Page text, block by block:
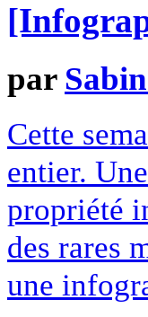
par
Cette
entier.
propriété
des rares
une